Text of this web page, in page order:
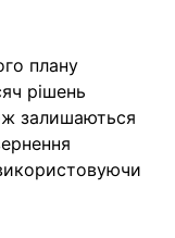
плану
рішень
залишаються